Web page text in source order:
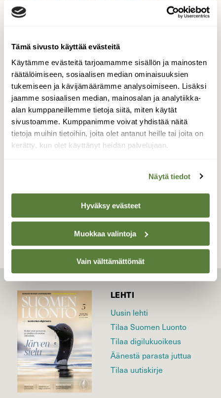
Tämä sivusto käyttää evästeitä
Käytämme evästeitä tarjoamamme sisällön ja mainosten
räätälöimiseen, sosiaalisen median ominaisuuksien
tukemiseen ja kävijämäärämme analysoimiseen. Lisäksi
jaamme sosiaalisen median, mainosalan ja analytiikka-
alan kumppaneillemme tietoja siitä, miten käytät
sivustoamme. Kumppanimme voivat yhdistää näitä
tietoja muihin tietoihin, joita olet antanut heille tai joita on
kerätty, kun olet käyttänyt heidän palvelujaan.
Näytä tiedot
Hyväksy evästeet
Muokkaa valintoja
Vain välttämättömät
Kesäisen aamun valossa
Voikukat ovat kukkineet ja haituvat
odottavat pientä tuulen henkäystä ja sitten
menoksi.
TAKAISIN LISTAAN
LEHTI
Uusin lehti
Tilaa Suomen Luonto
Tilaa digilukuoikeus
Äänestä parasta juttua
Tilaa uutiskirje